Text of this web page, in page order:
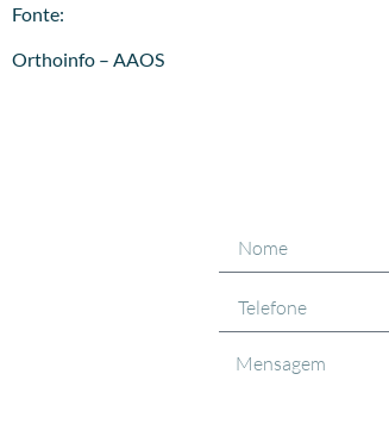
Fonte:
Orthoinfo – AAOS